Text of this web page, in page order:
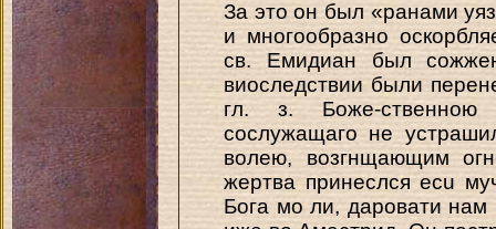
За это он был «ранами
и многообразно
св. Емидиан был
виоследствии были
гл. з. Боже-ственною
сослужащаго не
волею, возгнщающим
жертва принеслся ecu
Бога мо ли, даровати